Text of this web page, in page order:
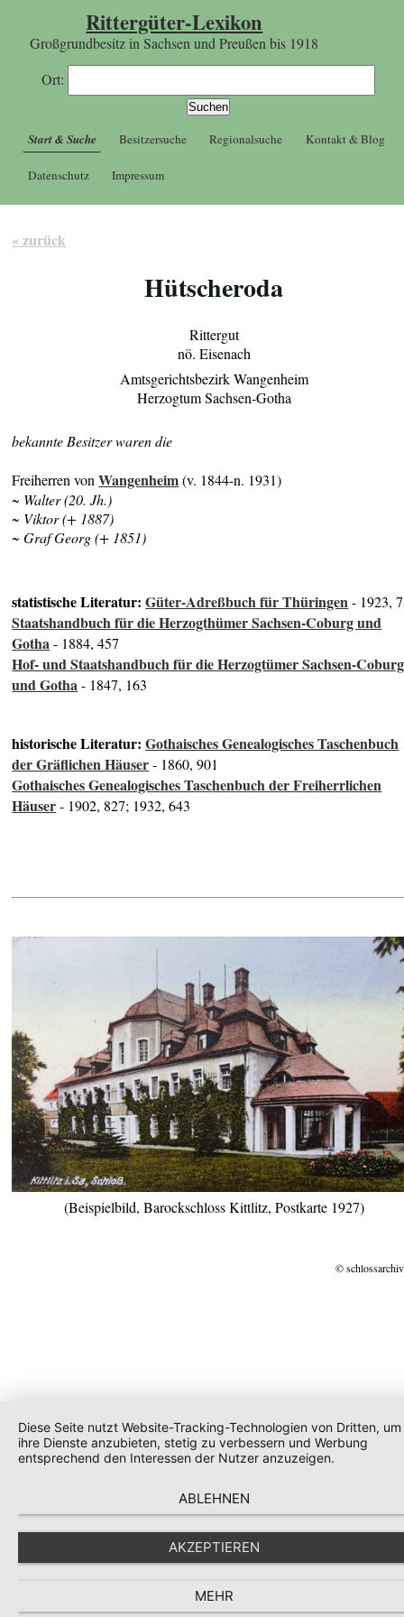
Rittergüter-Lexikon
Großgrundbesitz in Sachsen und Preußen bis 1918
Ort:
Start & Suche Besitzersuche Regionalsuche Kontakt & Blog
Datenschutz Impressum
« zurück
Hütscheroda
Rittergut
nö. Eisenach
Amtsgerichtsbezirk Wangenheim
Herzogtum Sachsen-Gotha
bekannte Besitzer waren die
Freiherren vonWangenheim(v. 1844-n. 1931)
~ Walter (20. Jh.)
~ Viktor (+ 1887)
~ Graf Georg (+ 1851)
statistische Literatur:Güter-Adreßbuch für Thüringen- 1923,
Staatshandbuch für die Herzogthümer Sachsen-Coburg und
Gotha- 1884, 457
Hof- und Staatshandbuch für die Herzogtümer Sachsen-Coburg
und Gotha- 1847, 163
historische Literatur:Gothaisches Genealogisches Taschenbuch
der Gräflichen Häuser- 1860, 901
Gothaisches Genealogisches Taschenbuch der Freiherrlichen
Häuser- 1902, 827; 1932, 643
(Beispielbild, Barockschloss Kittlitz, Postkarte 1927)
©
Diese Seite nutzt Website-Tracking-Technologien von Dritten, um
ihre Dienste anzubieten, stetig zu verbessern und Werbung
entsprechend den Interessen der Nutzer anzuzeigen.
ABLEHNEN
AKZEPTIEREN
MEHR